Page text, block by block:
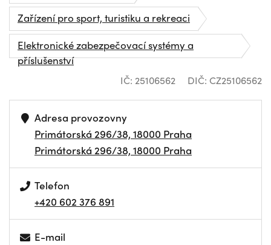
Zařízení pro sport, turistiku a rekreaci
Elektronické zabezpečovací systémy a
příslušenství
IČ: 25106562 DIČ: CZ25106562
Adresa provozovny
Primátorská 296/38, 18000 Praha
Primátorská 296/38, 18000 Praha
Telefon
+420 602 376 891
E-mail